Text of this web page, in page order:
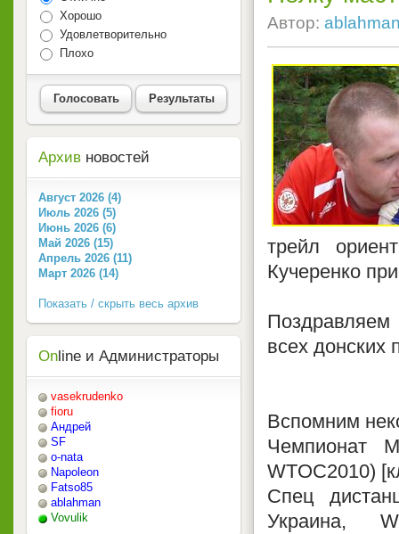
Автор:
трейл
Кучеренко
всех донских
Вспомним
Чемпионат
WTOC2010)
Спец
Украина,
Хорошо
Удовлетворительно
Плохо
Голосовать Результаты
Архив новостей
Август 2026 (4)
Июль 2026 (5)
Июнь 2026 (6)
Май 2026 (15)
Апрель 2026 (11)
Март 2026 (14)
Показать / скрыть весь архив
On line и Администраторы
vasekrudenko
fioru
Андрей
SF
o-nata
Napoleon
Fatso85
ablahman
Vovulik